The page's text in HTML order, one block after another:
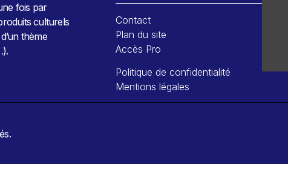
fois par
culturels
thème
Contact
Plan du site
Accès Pro
Politique de confidentialité
Mentions légales